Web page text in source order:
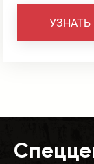
УЗНАТЬ